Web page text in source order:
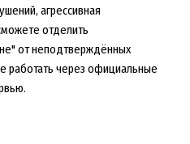
агрессивная
отделить
от неподтверждённых
работать через официальные